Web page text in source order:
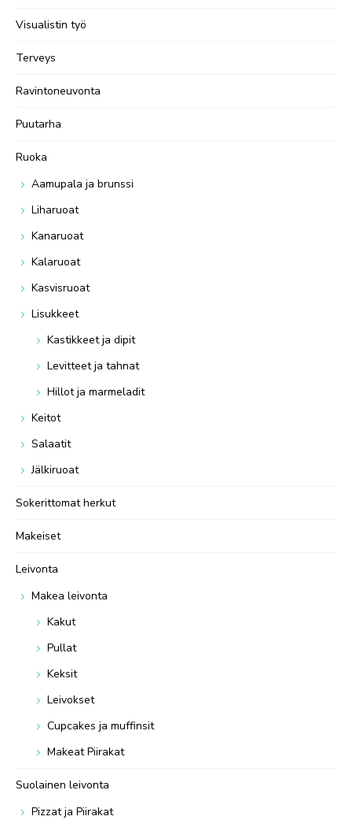
Visualistin työ
Terveys
Ravintoneuvonta
Puutarha
Ruoka
Aamupala ja brunssi
Liharuoat
Kanaruoat
Kalaruoat
Kasvisruoat
Lisukkeet
Kastikkeet ja dipit
Levitteet ja tahnat
Hillot ja marmeladit
Keitot
Salaatit
Jälkiruoat
Sokerittomat herkut
Makeiset
Leivonta
Makea leivonta
Kakut
Pullat
Keksit
Leivokset
Cupcakes ja muffinsit
Makeat Piirakat
Suolainen leivonta
Pizzat ja Piirakat